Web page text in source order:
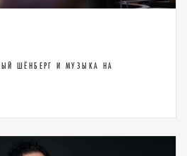
ШЁНБЕРГ И МУЗЫКА НА